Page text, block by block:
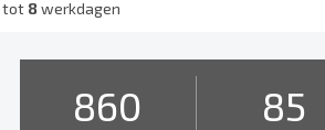
tot 8werkdagen
860 85